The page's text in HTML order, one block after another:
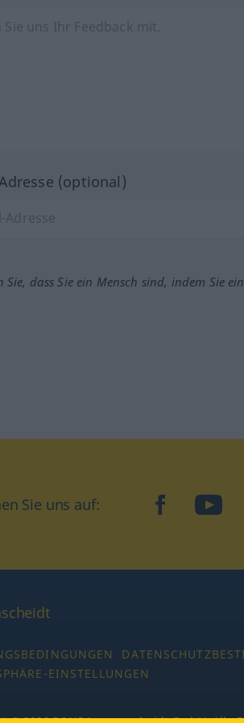
(optional)
Sie, dass Sie ein Mensch sind, indem Sie
Sie uns auf: facebook
EINSTELLUNGEN